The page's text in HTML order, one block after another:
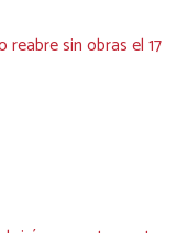
sin obras el 17